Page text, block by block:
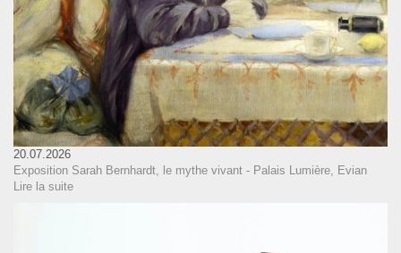
20.07.2026
Exposition Sarah Bernhardt, le mythe vivant - Palais Lumière, Evian
Lire la suite